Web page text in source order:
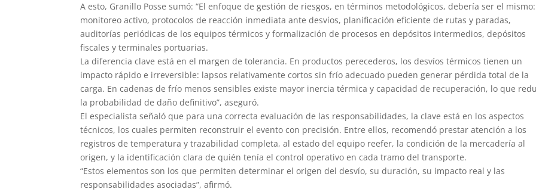
A esto, Granillo Posse sumó: “El enfoque de gestión de riesgos, en términos metodológicos, debería ser el mismo:
monitoreo activo, protocolos de reacción inmediata ante desvíos, planificación eficiente de rutas y paradas,
auditorías periódicas de los equipos térmicos y formalización de procesos en depósitos intermedios, depósitos
fiscales y terminales portuarias.
La diferencia clave está en el margen de tolerancia. En productos perecederos, los desvíos térmicos tienen un
impacto rápido e irreversible: lapsos relativamente cortos sin frío adecuado pueden generar pérdida total de la
carga. En cadenas de frío menos sensibles existe mayor inercia térmica y capacidad de recuperación, lo que
la probabilidad de daño definitivo”, aseguró.
El especialista señaló que para una correcta evaluación de las responsabilidades, la clave está en los aspectos
técnicos, los cuales permiten reconstruir el evento con precisión. Entre ellos, recomendó prestar atención a los
registros de temperatura y trazabilidad completa, al estado del equipo reefer, la condición de la mercadería al
origen, y la identificación clara de quién tenía el control operativo en cada tramo del transporte.
“Estos elementos son los que permiten determinar el origen del desvío, su duración, su impacto real y las
responsabilidades asociadas”, afirmó.